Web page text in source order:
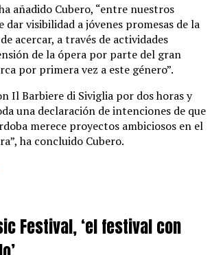
añadido Cubero, “entre nuestros
dar visibilidad a jóvenes promesas de la
acercar, a través de actividades
de la ópera por parte del gran
por primera vez a este género”.
Il Barbiere di Siviglia por dos horas y
una declaración de intenciones de que
merece proyectos ambiciosos en el
ha concluido Cubero.
Festival, ‘el festival con